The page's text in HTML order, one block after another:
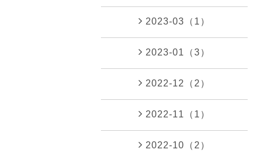
2023-03（1）
2023-01（3）
2022-12（2）
2022-11（1）
2022-10（2）